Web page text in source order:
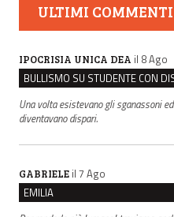
ULTIMI COMMENTI
IPOCRISIA UNICA DEA il 8 Ago
Una volta esistevano gli sganassoni
diventavano dispari.
GABRIELE il 7 Ago
EMILIA